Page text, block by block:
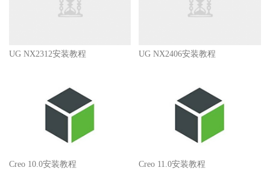
UG NX2312安装教程 UG NX2406安装教程
Creo 10.0安装教程 Creo 11.0安装教程